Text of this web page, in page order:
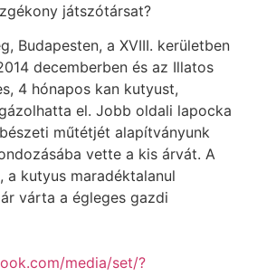
játszótársat?
Budapesten, a XVIII. kerületben
decemberben és az Illatos
4 hónapos kan kutyust,
el. Jobb oldali lapocka
műtétjét alapítványunk
vette a kis árvát. A
a kutyus maradéktalanul
várta a égleges gazdi
media/set/?